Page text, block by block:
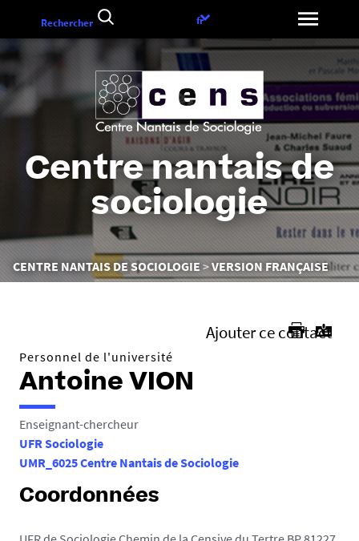
contenu
Centre nantais de
sociologie
Vous
êtes
CENTRE NANTAIS DE SOCIOLOGIE VERSION FRANÇAISE
Rechercher
Choix
la
langue
fr
Ajouter ce contact
Personnel de l'université
Antoine VION
Enseignant-chercheur
UFR Sociologie
UMR_6025 Centre Nantais de Sociologie
Coordonnées